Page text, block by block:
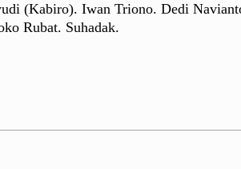
(Kabiro). Iwan Triono. Dedi
Rubat. Suhadak.